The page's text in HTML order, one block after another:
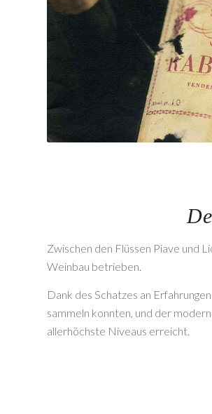
Zwischen den Flüssen Piave und
Weinbau betrieben.
Dank des Schatzes an
sammeln konnten, und der
allerhöchste Niveaus erreicht.